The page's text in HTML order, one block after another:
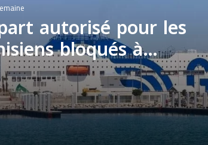
autorisé pour les
bloqués à